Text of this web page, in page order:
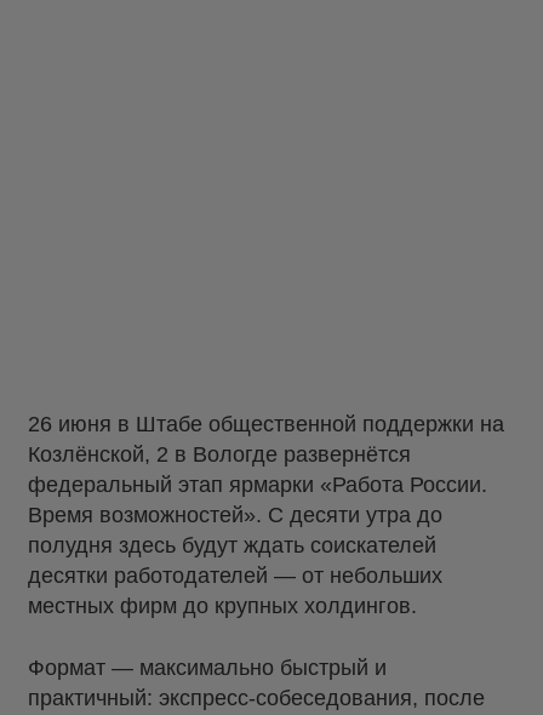
26 июня в Штабе общественной поддержки на
Козлёнской, 2 в Вологде развернётся
федеральный этап ярмарки «Работа России.
Время возможностей». С десяти утра до
полудня здесь будут ждать соискателей
десятки работодателей — от небольших
местных фирм до крупных холдингов.
Формат — максимально быстрый и
практичный: экспресс-собеседования, после